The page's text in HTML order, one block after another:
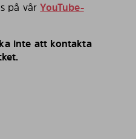
på vårYouTube-
inte att kontakta